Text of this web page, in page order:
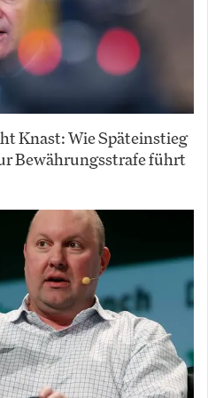
Knast: Wie Späteinstieg
Bewährungsstrafe führt